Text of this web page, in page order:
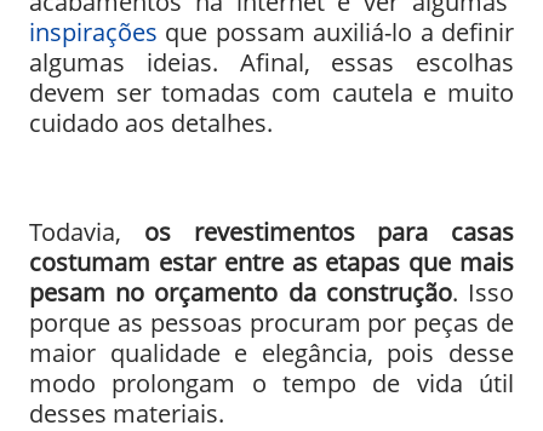
inspirações que possam auxiliá-lo a definir
algumas ideias. Afinal, essas escolhas
devem ser tomadas com cautela e muito
cuidado aos detalhes.
Todavia, os revestimentos para casas
costumam estar entre as etapas que mais
pesam no orçamento da construção. Isso
porque as pessoas procuram por peças de
maior qualidade e elegância, pois desse
modo prolongam o tempo de vida útil
desses materiais.